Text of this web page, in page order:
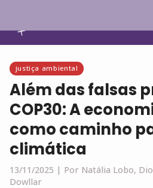
justiça ambiental
Além das falsas
COP30: A
como caminho
climática
13/11/2025 | Por Natália Lobo,
Dowllar